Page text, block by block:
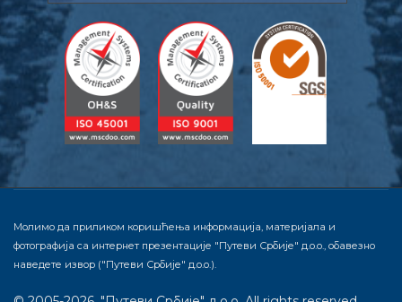
Молимо да приликом коришћења информација, материјала и
фотографија са интернет презентације "Путеви Србије" д.о.о., обавезно
наведете извор ("Путеви Србије" д.о.о.).